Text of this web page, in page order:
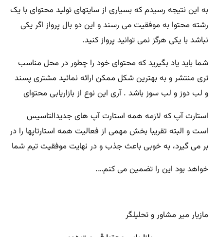
به این نتیجه رسیدم که بسیاری از سایتهای تولید محتوای با یک
رشته محتوا به موفقیت می رسند و این دو بال پرواز اگر یکی
نباشد با یکی هرگز نمی توانید پرواز کنید.
شما باید یاد بگیرید که محتوای خود را چطور در محل مناسب
تری منتشر و به بهترین شکل ممکن ارائه نمائید مشتری پسند
و لب دوز و لب سوز باشد . آری این نوع از بازاریابی محتوای
استارت آپ که لازمه همه استارت آپ های جدیدالتاسیس
است و البته تقریبا بخش مهمی از فعالیت همه استارتاپها را در
بر می گیرد، به خوبی باعث جذب و در نهایت موفقیت تیم شما
خواهد بود این را تضمین می کنم….
مازیار میر مشاور و تحلیلگر